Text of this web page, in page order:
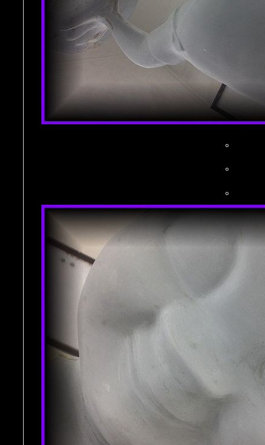
。
。
。